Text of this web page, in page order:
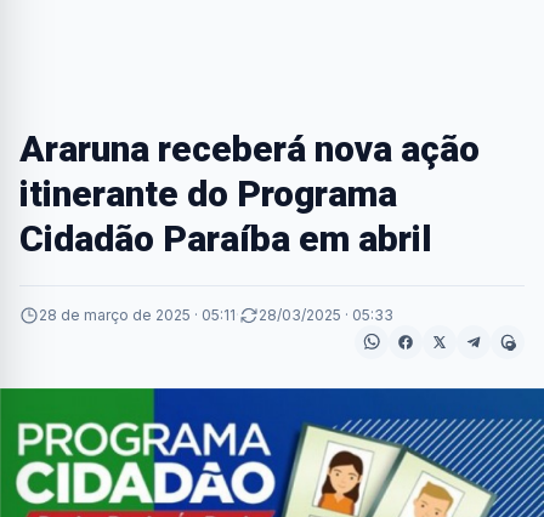
Araruna receberá nova ação
itinerante do Programa
Cidadão Paraíba em abril
28 de março de 2025 · 05:11· 28/03/2025 · 05:33